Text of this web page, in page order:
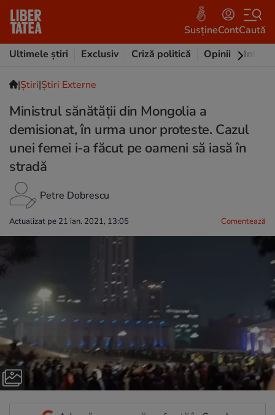
SusțineContCaută
Ultimele știri
Exclusiv Criză politică Opinii
|Ştiri|Știri Externe
Ministrul sănătății din Mongolia a
demisionat, în urma unor proteste. Cazul
unei femei i-a făcut pe oameni să iasă în
stradă
Petre Dobrescu
Actualizat pe 21 ian. 2021, 13:05 Comentează